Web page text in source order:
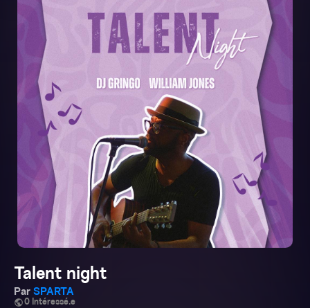
Talent night
Par SPARTA
public0 Intéressé.e